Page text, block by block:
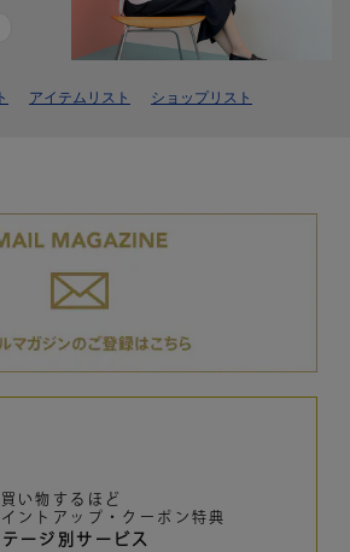
アイテムリスト ショップリスト
い物するほど
ントアップ・クーポン特典
テージ別サービス